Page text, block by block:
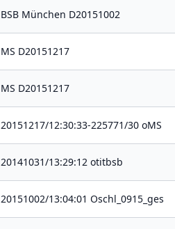
BSB München D20151002
MS D20151217
MS D20151217
20151217/12:30:33-225771/30 oMS
20141031/13:29:12 otitbsb
20151002/13:04:01 Oschl_0915_ges